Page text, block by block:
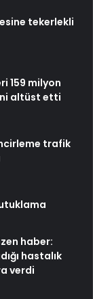
tekerlekli
159 milyon
altüst etti
trafik
haber:
hastalık
verdi